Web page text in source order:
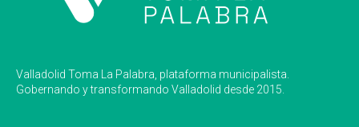
Valladolid Toma La Palabra, plataforma municipalista.
Gobernando y transformando Valladolid desde 2015.